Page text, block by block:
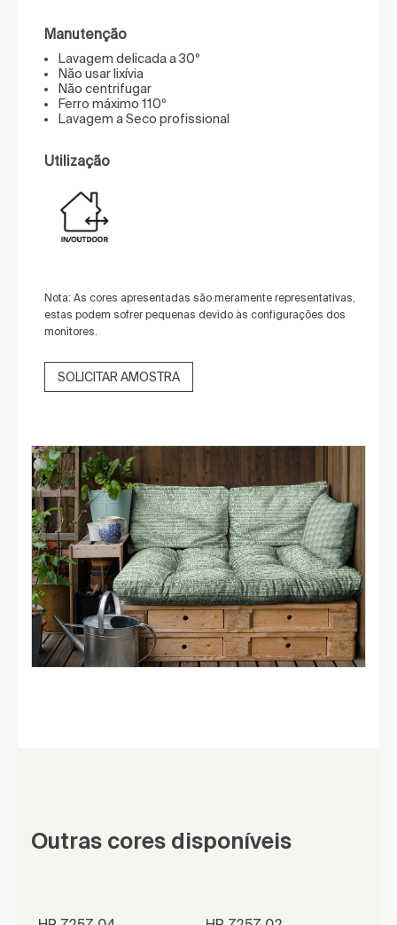
Manutenção
Lavagem delicada a 30º
Não usar lixívia
Não centrifugar
Ferro máximo 110º
Lavagem a Seco profissional
Utilização
Nota: As cores apresentadas são meramente representativas,
estas podem sofrer pequenas devido às configurações dos
monitores.
SOLICITAR AMOSTRA
Outras cores disponíveis